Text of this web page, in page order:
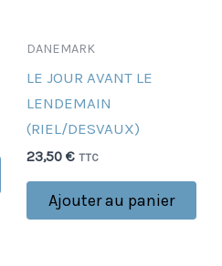
DANEMARK
LE JOUR AVANT LE
LENDEMAIN
(RIEL/DESVAUX)
23,50 € TTC
Ajouter au panier